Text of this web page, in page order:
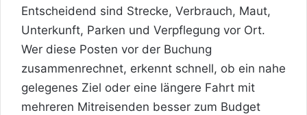
Entscheidend sind Strecke, Verbrauch, Maut,
Unterkunft, Parken und Verpflegung vor Ort.
Wer diese Posten vor der Buchung
zusammenrechnet, erkennt schnell, ob ein nahe
gelegenes Ziel oder eine längere Fahrt mit
mehreren Mitreisenden besser zum Budget